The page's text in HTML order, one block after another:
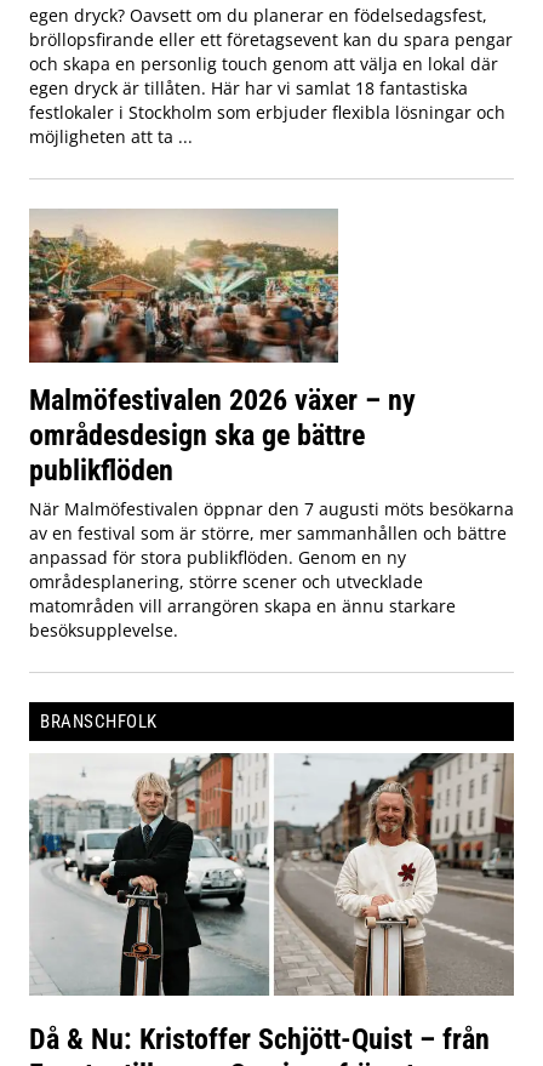
egen dryck? Oavsett om du planerar en födelsedagsfest,
bröllopsfirande eller ett företagsevent kan du spara pengar
och skapa en personlig touch genom att välja en lokal där
egen dryck är tillåten. Här har vi samlat 18 fantastiska
festlokaler i Stockholm som erbjuder flexibla lösningar och
möjligheten att ta ...
Malmöfestivalen 2026 växer – ny
områdesdesign ska ge bättre
publikflöden
När Malmöfestivalen öppnar den 7 augusti möts besökarna
av en festival som är större, mer sammanhållen och bättre
anpassad för stora publikflöden. Genom en ny
områdesplanering, större scener och utvecklade
matområden vill arrangören skapa en ännu starkare
besöksupplevelse.
BRANSCHFOLK
Då & Nu: Kristoffer Schjött-Quist – från